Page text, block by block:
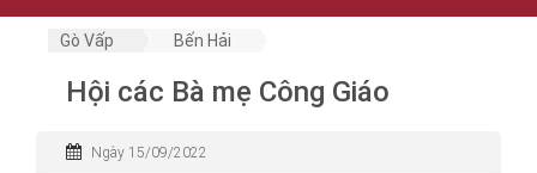
Gò Vấp Bến Hải
Hội các Bà mẹ Công Giáo
Ngày 15/09/2022